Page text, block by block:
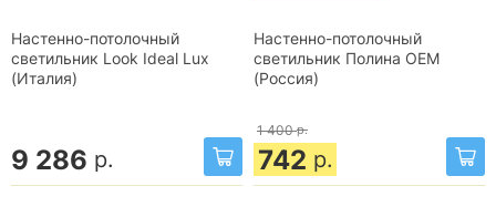
Настенно-потолочный
светильник Look Ideal Lux
(Италия)
9 286 р.
Настенно-потолочный
светильник Полина OEM
(Россия)
1 400 р.
742 р.